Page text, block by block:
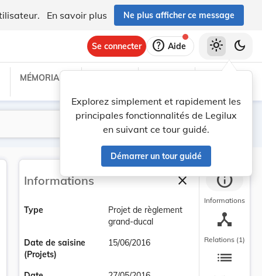
En savoir plus Ne plus afficher ce message
Se connecter help Aide
Explorez simplement et rapidement les
principales fonctionnalités de Legilux
en suivant ce tour guidé.
Démarrer un tour guidé
light_mode dark_mode
MÉMORIAL C
Lancer la recherche
Filtres
Informations closeFermer la barre
Type
Projet de règlement
grand-ducal
Date de saisine
(Projets)
15/06/2016
info
Informations
device_hub
Relations (1)
list